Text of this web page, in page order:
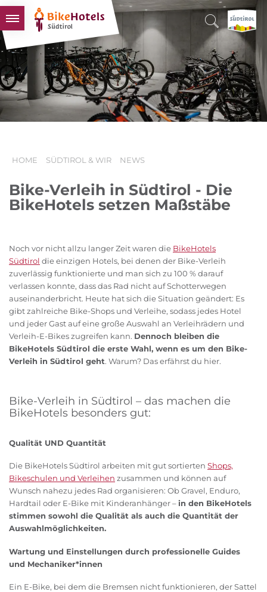
BIKEHOTELS
HOTELS & PAKETE
TOUREN & REVIERE
SÜDTIROL & WIR
HOME SÜDTIROL & WIR NEWS
Bike-Verleih in Südtirol - Die
BikeHotels setzen Maßstäbe
Noch vor nicht allzu langer Zeit waren die BikeHotels
Südtirol die einzigen Hotels, bei denen der Bike-Verleih
zuverlässig funktionierte und man sich zu 100 % darauf
verlassen konnte, dass das Rad nicht auf Schotterwegen
auseinanderbricht. Heute hat sich die Situation geändert: Es
gibt zahlreiche Bike-Shops und Verleihe, sodass jedes Hotel
und jeder Gast auf eine große Auswahl an Verleihrädern und
Verleih-E-Bikes zugreifen kann. Dennoch bleiben die
BikeHotels Südtirol die erste Wahl, wenn es um den Bike-
Verleih in Südtirol geht. Warum? Das erfährst du hier.
Bike-Verleih in Südtirol – das machen die
BikeHotels besonders gut:
Qualität UND Quantität
Die BikeHotels Südtirol arbeiten mit gut sortierten Shops,
Bikeschulen und Verleihen zusammen und können auf
Wunsch nahezu jedes Rad organisieren: Ob Gravel, Enduro,
Hardtail oder E-Bike mit Kinderanhänger –in den BikeHotels
stimmen sowohl die Qualität als auch die Quantität der
Auswahlmöglichkeiten.
Wartung und Einstellungen durch professionelle Guides
und Mechaniker*innen
Ein E-Bike, bei dem die Bremsen nicht funktionieren, der Sattel